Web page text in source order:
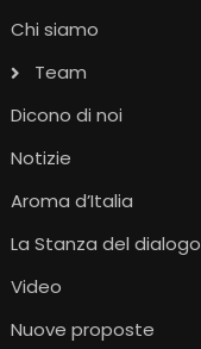
Chi siamo
Team
Dicono di noi
Notizie
Aroma d’Italia
La Stanza del dialogo
Video
Nuove proposte